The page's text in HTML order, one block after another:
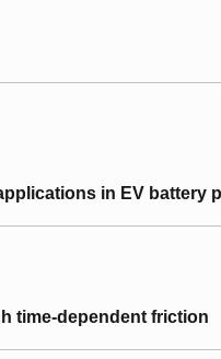
in EV battery
time-dependent friction